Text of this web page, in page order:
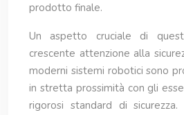
prodotto finale.
Un aspetto cruciale di
crescente attenzione alla
moderni sistemi robotici sono
in stretta prossimità con gli
rigorosi standard di sicurezza.